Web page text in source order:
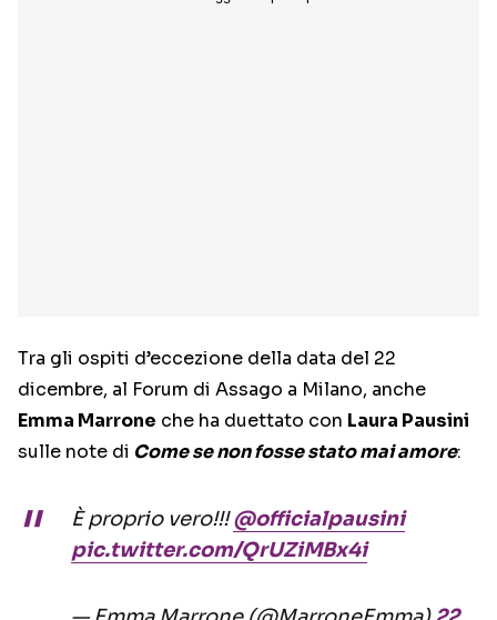
Tra gli ospiti d’eccezione della data del 22
dicembre, al Forum di Assago a Milano, anche
Emma Marrone che ha duettato con Laura Pausini
sulle note di Come se non fosse stato mai amore:
È proprio vero!!!@officialpausini
pic.twitter.com/QrUZiMBx4i